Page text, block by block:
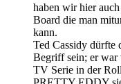
haben wir hier
Board die man
kann.
Ted Cassidy dürfte
Begriff sein; er
TV Serie in der